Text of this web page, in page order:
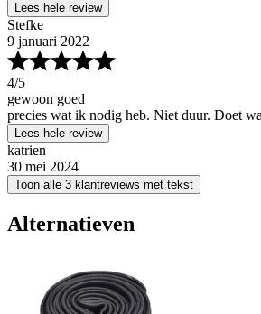
Lees hele review
Stefke
9 januari 2022
4/5
gewoon goed
precies wat ik nodig heb. Niet duur. Doet
Lees hele review
katrien
30 mei 2024
Toon alle 3 klantreviews met tekst
Alternatieven